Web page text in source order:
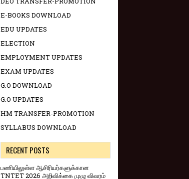
E-BOOKS DOWNLOAD
EDU UPDATES
ELECTION
EMPLOYMENT UPDATES
EXAM UPDATES
G.O DOWNLOAD
G.O UPDATES
HM TRANSFER-PROMOTION
SYLLABUS DOWNLOAD
RECENT POSTS
பணியிலுள்ள ஆசிரியர்களுக்கான
TNTET 2026 அறிவிக்கை முழு விவரம்